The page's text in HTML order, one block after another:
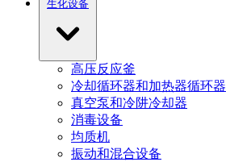
生化设备
高压反应釜
冷却循环器和加热器循环器
真空泵和冷阱冷却器
消毒设备
均质机
振动和混合设备